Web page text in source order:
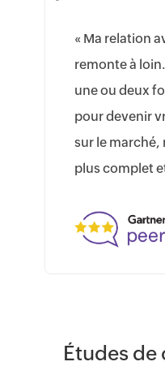
« Ma relation
remonte à
une ou deux
pour devenir
sur le marché,
plus complet
Études de